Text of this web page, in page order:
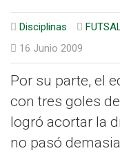
Disciplinas
16 Junio 2009
Por su parte, el
con tres goles
logró acortar la
no pasó